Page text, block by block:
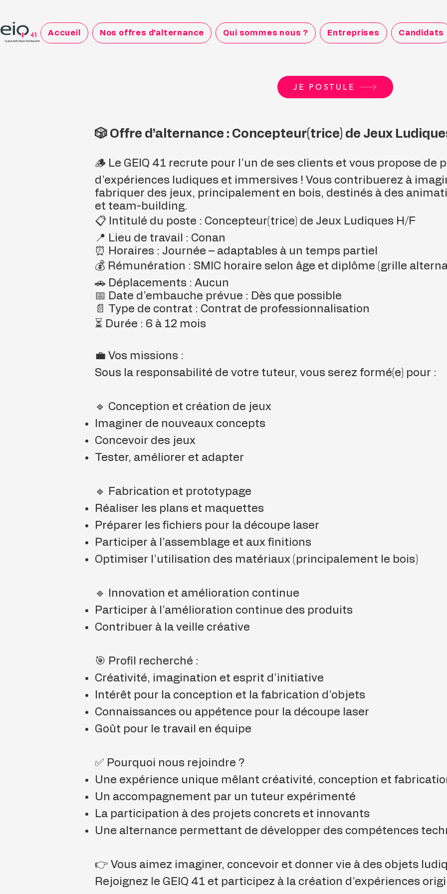
Accueil Nos offres d'alternance Qui sommes nous ? Entreprises Candidats
JE POSTULE
🎲 Offre d’alternance : Concepteur(trice) de Jeux
🪵 Le GEIQ 41 recrute pour l’un de ses clients et vous propose de
d’expériences ludiques et immersives ! Vous contribuerez à
fabriquer des jeux, principalement en bois, destinés à des
et team-building.
📋 Intitulé du poste : Concepteur(trice) de Jeux Ludiques H/F
📍 Lieu de travail : Conan
⏰ Horaires : Journée – adaptables à un temps partiel
💰 Rémunération : SMIC horaire selon âge et diplôme (grille
🚗 Déplacements : Aucun
📅 Date d’embauche prévue : Dès que possible
📄 Type de contrat : Contrat de professionnalisation
⏳ Durée : 6 à 12 mois
💼 Vos missions :
Sous la responsabilité de votre tuteur, vous serez formé(e) pour :
🔹 Conception et création de jeux
Imaginer de nouveaux concepts
Concevoir des jeux
Tester, améliorer et adapter
🔹 Fabrication et prototypage
Réaliser les plans et maquettes
Préparer les fichiers pour la découpe laser
Participer à l’assemblage et aux finitions
Optimiser l’utilisation des matériaux (principalement le bois)
🔹 Innovation et amélioration continue
Participer à l’amélioration continue des produits
Contribuer à la veille créative
🎯 Profil recherché :
Créativité, imagination et esprit d’initiative
Intérêt pour la conception et la fabrication d’objets
Connaissances ou appétence pour la découpe laser
Goût pour le travail en équipe
✅ Pourquoi nous rejoindre ?
Une expérience unique mêlant créativité, conception et
Un accompagnement par un tuteur expérimenté
La participation à des projets concrets et innovants
Une alternance permettant de développer des compétences
👉 Vous aimez imaginer, concevoir et donner vie à des objets
Rejoignez le GEIQ 41 et participez à la création d’expériences